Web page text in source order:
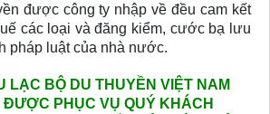
được công ty nhập về đều cam kết
các loại và đăng kiểm, cước bạ lưu
pháp luật của nhà nước.
LẠC BỘ DU THUYỀN VIỆT NAM
ĐƯỢC PHỤC VỤ QUÝ KHÁCH